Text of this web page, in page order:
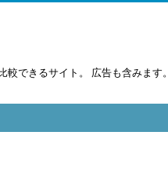
できるサイト。 広告も含みます。